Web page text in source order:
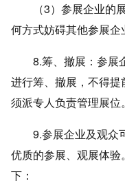
（3）参展企业的展
何方式妨碍其他参展企
8.筹、撤展：参展
进行筹、撤展，不得
须派专人负责管理展位。
9.参展企业及观众可
优质的参展、观展体验
下：